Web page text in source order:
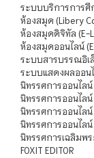
ระบบบริการการศึ
ห้องสมุด (Libery
ห้องสมุดดิจิทัล (E-
ห้องสมุดออนไลน์
ระบบสารบรรณอิเ
ระบบแสดงผลออน
นิทรรศการออนไลน์
นิทรรศการออนไลน์
นิทรรศการออนไลน์
นิทรรศการออนไลน์
นิทรรศการเฉลิมพ
FOXIT EDITOR